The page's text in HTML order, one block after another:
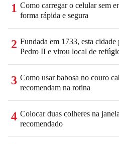
1 Como carregar o celular sem
forma rápida e segura
2 Fundada em 1733, esta cidade
Pedro II e virou local de
3 Como usar babosa no couro
recomendam na rotina
4 Colocar duas colheres na
recomendado